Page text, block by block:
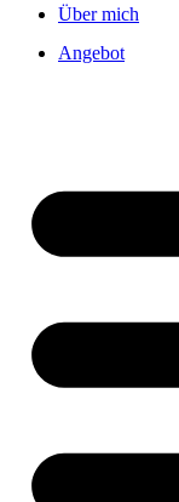
Über mich
Angebot